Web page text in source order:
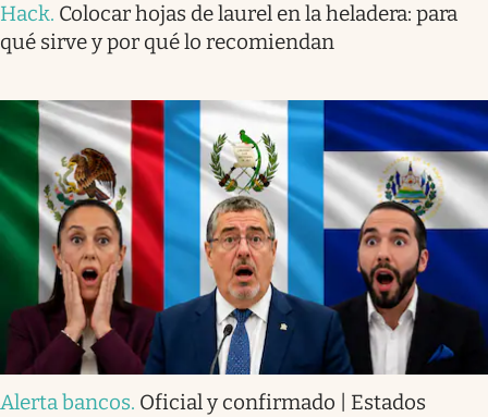
Hack. Colocar hojas de laurel en la heladera: para
qué sirve y por qué lo recomiendan
Alerta bancos. Oficial y confirmado | Estados